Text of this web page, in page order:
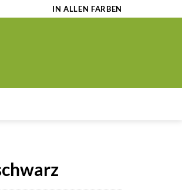
IN ALLEN FARBEN